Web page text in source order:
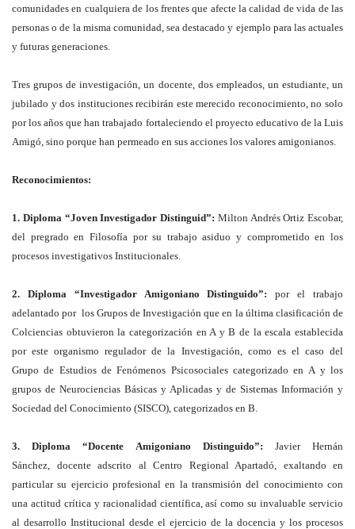
comunidades en cualquiera de los frentes que afecte la calidad de vida de las
personas o de la misma comunidad, sea destacado y ejemplo para las actuales
y futuras generaciones.
Tres grupos de investigación, un docente, dos empleados, un estudiante, un
jubilado y dos instituciones recibirán este merecido reconocimiento, no solo
por los años que han trabajado fortaleciendo el proyecto educativo de la Luis
Amigó, sino porque han permeado en sus acciones los valores amigonianos.
Reconocimientos:
1. Diploma “Joven Investigador Distinguid”: Milton Andrés Ortiz Escobar,
del pregrado en Filosofía por su trabajo asiduo y comprometido en los
procesos investigativos Institucionales.
2. Diploma “Investigador Amigoniano Distinguido”: por el trabajo
adelantado por los Grupos de Investigación que en la última clasificación de
Colciencias obtuvieron la categorización en A y B de la escala establecida
por este organismo regulador de la Investigación, como es el caso del
Grupo de Estudios de Fenómenos Psicosociales categorizado en A y los
grupos de Neurociencias Básicas y Aplicadas y de Sistemas Información y
Sociedad del Conocimiento (SISCO), categorizados en B.
3. Diploma “Docente Amigoniano Distinguido”: Javier Hernán
Sánchez, docente adscrito al Centro Regional Apartadó, exaltando en
particular su ejercicio profesional en la transmisión del conocimiento con
una actitud crítica y racionalidad científica, así como su invaluable servicio
al desarrollo Institucional desde el ejercicio de la docencia y los procesos